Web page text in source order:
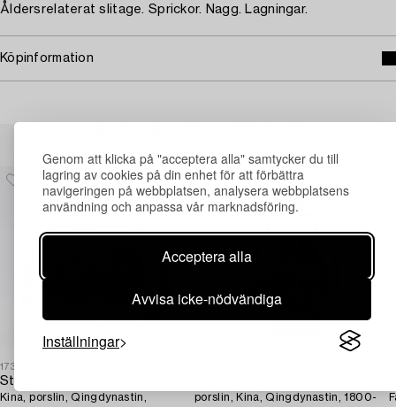
Genom att klicka på "acceptera alla" samtycker du till
lagring av cookies på din enhet för att förbättra
navigeringen på webbplatsen, analysera webbplatsens
användning och anpassa vår marknadsföring.
Acceptera alla
Avvisa icke-nödvändiga
Inställningar
Åldersrelaterat slitage. Sprickor. Nagg. Lagningar.
Köpinformation
1731002
Stekfat,
Kina, porslin, Qingdynastin,
porslin, Kina, Qingdynastin, 1800-